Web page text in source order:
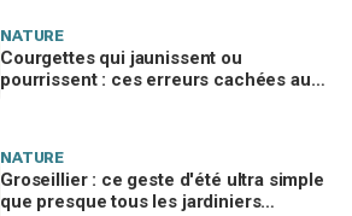
NATURE
Courgettes qui jaunissent ou
pourrissent : ces erreurs cachées au
NATURE
Groseillier : ce geste d'été ultra simple
que presque tous les jardiniers